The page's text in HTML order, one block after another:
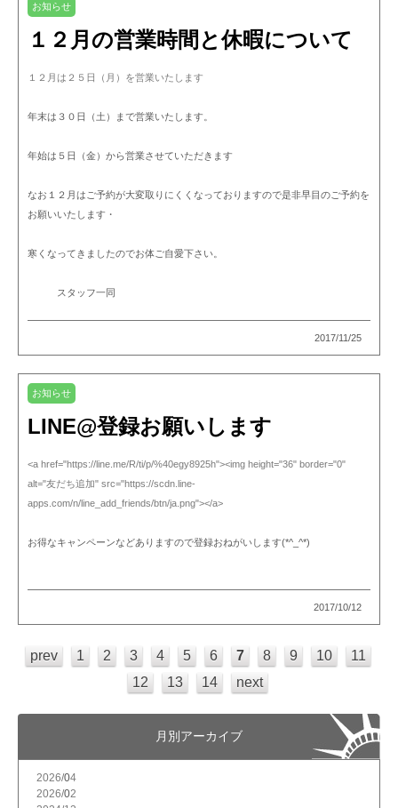
お知らせ
１２月の営業時間と休暇について
１２月は２５日（月）を営業いたします
年末は３０日（土）まで営業いたします。
年始は５日（金）から営業させていただきます
なお１２月はご予約が大変取りにくくなっておりますので是非早目のご予約を
お願いいたします・
寒くなってきましたのでお体ご自愛下さい。
スタッフ一同
2017/11/25
お知らせ
LINE@登録お願いします
<a href="https://line.me/R/ti/p/%40egy8925h"><img height="36" border="0"
alt="友だち追加" src="https://scdn.line-
apps.com/n/line_add_friends/btn/ja.png"></a>
お得なキャンペーンなどありますので登録おねがいします(*^_^*)
2017/10/12
prev 1 2 3 4 5 6 7 8 9 10
11
12
13 14 next
月別アーカイブ
2026/ 4
2026/ 2